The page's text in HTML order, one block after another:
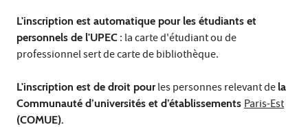
L'inscription est automatique pour les étudiants et
personnels de l'UPEC : la carte d'étudiant ou de
professionnel sert de carte de bibliothèque.
L'inscription est de droit pourles personnes relevant de la
Communauté d’universités et d’établissements Paris-Est
(COMUE).